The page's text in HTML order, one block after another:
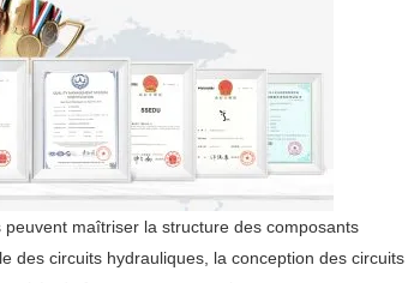
maîtriser la structure des composants
des circuits hydrauliques, la conception des circuits